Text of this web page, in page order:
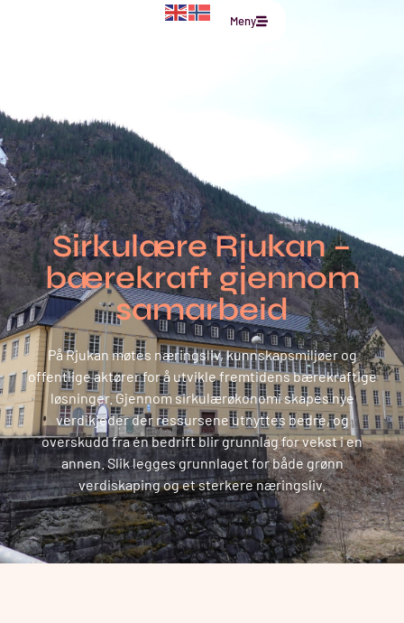
Meny
Sirkulære Rjukan –
bærekraft gjennom
samarbeid
På Rjukan møtes næringsliv, kunnskapsmiljøer og
offentlige aktører for å utvikle fremtidens bærekraftige
løsninger. Gjennom sirkulærøkonomi skapes nye
verdikjeder der ressursene utnyttes bedre, og
overskudd fra én bedrift blir grunnlag for vekst i en
annen. Slik legges grunnlaget for både grønn
verdiskaping og et sterkere næringsliv.